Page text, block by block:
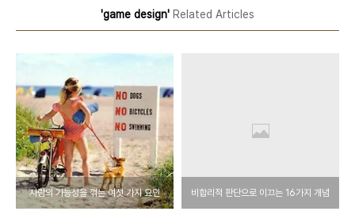
'game design' Related Articles
사람의 가능성을 꺾는 여섯 가지 요인 비합리적 판단으로 이끄는 16가지 개념